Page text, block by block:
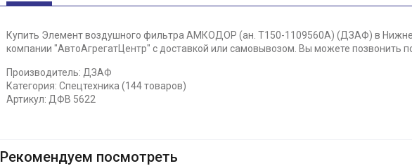
Купить Элемент воздушного фильтра АМКОДОР (ан. Т150-1109560А) (ДЗАФ) в
компании "АвтоАгрегатЦентр" с доставкой или самовывозом. Вы можете позвонить
Производитель: ДЗАФ
Категория: Спецтехника (144 товаров)
Артикул: ДФВ 5622
Рекомендуем посмотреть